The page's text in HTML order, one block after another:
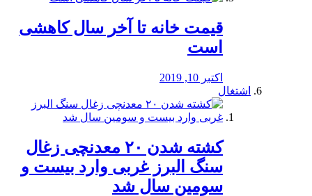
قیمت خانه تا آخر سال کاهشی
است
اکتبر 10, 2019
اشتغال
کشته شدن ۲۰ معدنچی زغال
سنگ البرز غربی وارد بیست و
سومین سال شد